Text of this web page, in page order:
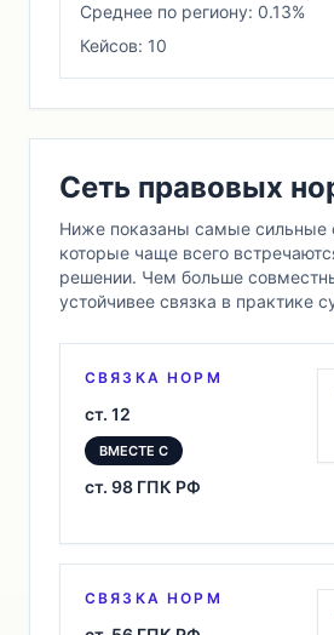
Среднее по региону: 0.13%
Кейсов: 10
Сеть правовых
Ниже показаны самые сильные
которые чаще всего
решении. Чем больше
устойчивее связка в практике
СВЯЗКА НОРМ
ст. 12
ВМЕСТЕ С
ст. 98 ГПК РФ
СВЯЗКА НОРМ